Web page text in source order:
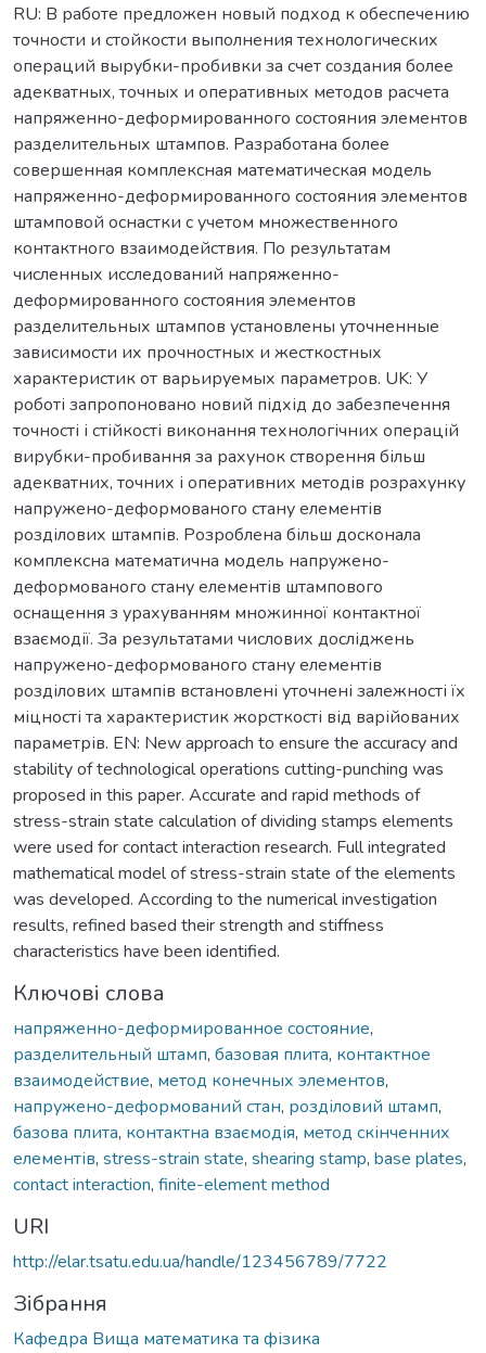
RU: В работе предложен новый подход к обеспечению
точности и стойкости выполнения технологических
операций вырубки-пробивки за счет создания более
адекватных, точных и оперативных методов расчета
напряженно-деформированного состояния элементов
разделительных штампов. Разработана более
совершенная комплексная математическая модель
напряженно-деформированного состояния элементов
штамповой оснастки с учетом множественного
контактного взаимодействия. По результатам
численных исследований напряженно-
деформированного состояния элементов
разделительных штампов установлены уточненные
зависимости их прочностных и жесткостных
характеристик от варьируемых параметров. UK: У
роботі запропоновано новий підхід до забезпечення
точності і стійкості виконання технологічних операцій
вирубки-пробивання за рахунок створення більш
адекватних, точних і оперативних методів розрахунку
напружено-деформованого стану елементів
розділових штампів. Розроблена більш досконала
комплексна математична модель напружено-
деформованого стану елементів штампового
оснащення з урахуванням множинної контактної
взаємодії. За результатами числових досліджень
напружено-деформованого стану елементів
розділових штампів встановлені уточнені залежності їх
міцності та характеристик жорсткості від варійованих
параметрів. EN: New approach to ensure the accuracy and
stability of technological operations cutting-punching was
proposed in this paper. Accurate and rapid methods of
stress-strain state calculation of dividing stamps elements
were used for contact interaction research. Full integrated
mathematical model of stress-strain state of the elements
was developed. According to the numerical investigation
results, refined based their strength and stiffness
characteristics have been identified.
Ключові слова
напряженно-деформированное состояние,
разделительный штамп, базовая плита, контактное
взаимодействие, метод конечных элементов,
напружено-деформований стан, розділовий штамп,
базова плита, контактна взаємодія, метод скінченних
елементів, stress-strain state, shearing stamp, base plates,
contact interaction, finite-element method
URI
http://elar.tsatu.edu.ua/handle/123456789/7722
Зібрання
Кафедра Вища математика та фізика